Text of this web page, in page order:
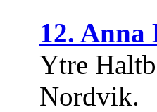
12.
Ytre
Nordvik.